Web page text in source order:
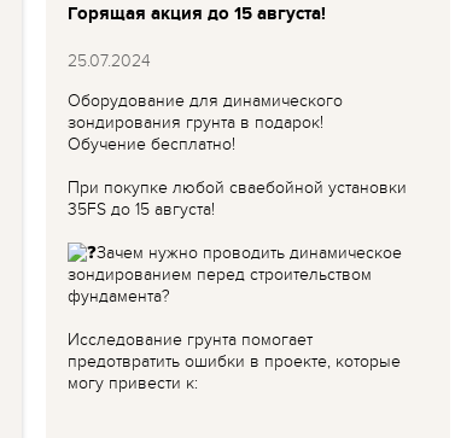
Горящая акция до 15 августа!
25.07.2024
Оборудование для динамического
зондирования грунта в подарок!
Обучение бесплатно!
При покупке любой сваебойной установки
35FS до 15 августа!
Зачем нужно проводить динамическое
зондированием перед строительством
фундамента?
Исследование грунта помогает
предотвратить ошибки в проекте, которые
могу привести к: